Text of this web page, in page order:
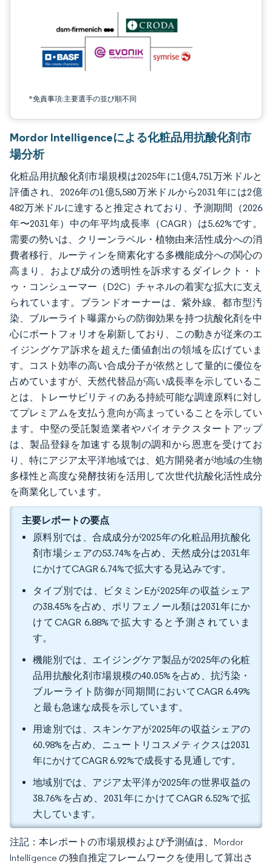
*免責事項:主要選手の並び順不同
Mordor Intelligenceによる化粧品用抗酸化剤市
場分析
化粧品用抗酸化剤市場規模は2025年に1億4,751万米ドルと
評価され、2026年の1億5,580万米ドルから2031年には2億
482万米ドルに達すると推定されており、予測期間（2026
年〜2031年）中の年平均成長率（CAGR）は5.62%です。
需要の勢いは、クリーンラベル・植物由来活性成分への消
費者移行、ルーティンを簡素化する多機能成分への関心の
高まり、および成分の透明性を訴求するダイレクト・ト
ゥ・コンシューマー（D2C）チャネルの着実な拡大に支え
られています。ブランドオーナーは、紫外線、都市型汚
染、ブルーライト曝露からの防御効果を持つ抗酸化剤を中
心にポートフォリオを刷新しており、この動きが従来のエ
イジングケア訴求を超えた価値創出の領域を広げていま
す。コスト効率の高い合成分子が依然として量的に優位を
占めていますが、天然代替品が高い成長率を示しているこ
とは、トレーサビリティのある持続可能な調達原料に対し
てプレミアムを支払う意向が高まっていることを示してい
ます。中堅の受託製造業者やバイオテクスタートアップ
は、製品登録を加速する規制の調和から恩恵を受けてお
り、特にアジア太平洋地域では、処方開発者が地域の生物
多様性と高度な発酵技術を活用して次世代抗酸化活性成分
を商業化しています。
主要レポートの要点
原料別では、合成成分が2025年の化粧品用抗酸化
剤市場シェアの53.74%を占め、天然成分は2031年
にかけてCAGR 6.74%で拡大する見込みです。
タイプ別では、ビタミンEが2025年の収益シェア
の38.45%を占め、ポリフェノール類は2031年にか
けてCAGR 6.88%で拡大すると予測されていま
す。
機能別では、エイジングケア製品が2025年の化粧
品用抗酸化剤市場規模の40.05%を占め、抗汚染・
ブルーライト防御が同期間においてCAGR 6.49%
と最も急速な成長を示しています。
用途別では、スキンケアが2025年の収益シェアの
60.98%を占め、ニュートリコスメティクスは2031
年にかけてCAGR 6.92%で成長する見通しです。
地域別では、アジア太平洋が2025年の世界収益の
38.76%を占め、2031年にかけてCAGR 6.52%で拡
大しています。
注記：本レポートの市場規模および予測値は、Mordor
Intelligence の独自推定フレームワークを使用して算出さ